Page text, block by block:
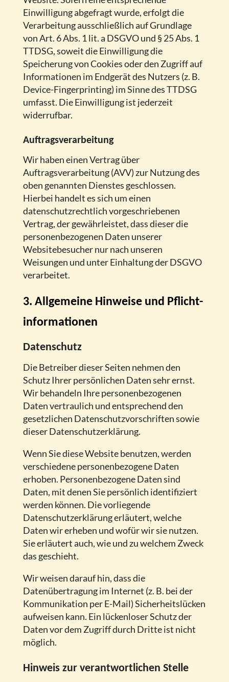
Einwilligung abgefragt wurde, erfolgt die
Verarbeitung ausschließlich auf Grundlage
von Art. 6 Abs. 1 lit. a DSGVO und § 25 Abs. 1
TTDSG, soweit die Einwilligung die
Speicherung von Cookies oder den Zugriff auf
Informationen im Endgerät des Nutzers (z. B.
Device-Fingerprinting) im Sinne des TTDSG
umfasst. Die Einwilligung ist jederzeit
widerrufbar.
Auftragsverarbeitung
Wir haben einen Vertrag über
Auftragsverarbeitung (AVV) zur Nutzung des
oben genannten Dienstes geschlossen.
Hierbei handelt es sich um einen
datenschutzrechtlich vorgeschriebenen
Vertrag, der gewährleistet, dass dieser die
personenbezogenen Daten unserer
Websitebesucher nur nach unseren
Weisungen und unter Einhaltung der DSGVO
verarbeitet.
3. Allgemeine Hinweise und Pflicht­
informationen
Datenschutz
Die Betreiber dieser Seiten nehmen den
Schutz Ihrer persönlichen Daten sehr ernst.
Wir behandeln Ihre personenbezogenen
Daten vertraulich und entsprechend den
gesetzlichen Datenschutzvorschriften sowie
dieser Datenschutzerklärung.
Wenn Sie diese Website benutzen, werden
verschiedene personenbezogene Daten
erhoben. Personenbezogene Daten sind
Daten, mit denen Sie persönlich identifiziert
werden können. Die vorliegende
Datenschutzerklärung erläutert, welche
Daten wir erheben und wofür wir sie nutzen.
Sie erläutert auch, wie und zu welchem Zweck
das geschieht.
Wir weisen darauf hin, dass die
Datenübertragung im Internet (z. B. bei der
Kommunikation per E-Mail) Sicherheitslücken
aufweisen kann. Ein lückenloser Schutz der
Daten vor dem Zugriff durch Dritte ist nicht
möglich.
Hinweis zur verantwortlichen Stelle